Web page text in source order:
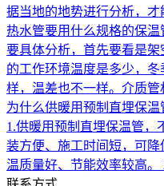
据当地的地势进行分析，
热水管要用什么规格的保温
要具体分析，首先要看是
的工作环境温度是多少，
样，温差也不一样。介质管
为什么供暖用预制直埋保温
1.供暖用预制直埋保温管，
装方便、施工时间短，可
温质量好、节能效率较高。